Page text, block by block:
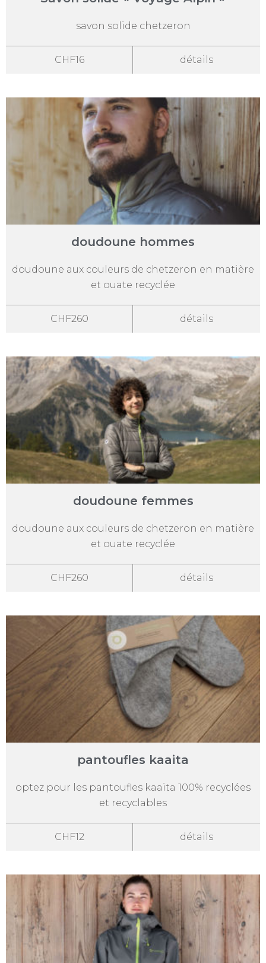
savon solide chetzeron
CHF16 détails
doudoune hommes
doudoune aux couleurs de chetzeron en matière
et ouate recyclée
CHF260 détails
doudoune femmes
doudoune aux couleurs de chetzeron en matière
et ouate recyclée
CHF260 détails
pantoufles kaaita
optez pour les pantoufles kaaita 100% recyclées
et recyclables
CHF12 détails